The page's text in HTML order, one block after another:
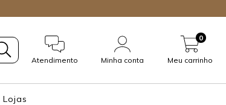
Atendimento Minha conta Meu carrinho
0
Lojas